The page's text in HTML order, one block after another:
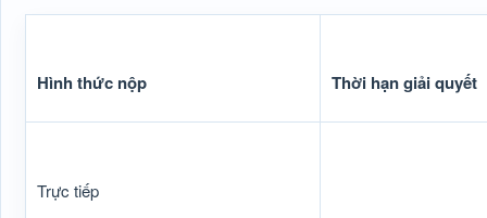
Hình thức nộp Thời hạn giải quyết
Trực tiếp